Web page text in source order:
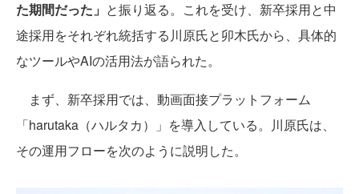
た期間だった」 と振り返る。これを受け、新卒採用と中
途採用をそれぞれ統括する川原氏と卯木氏から、具体的
なツールやAIの活用法が語られた。
まず、新卒採用では、動画面接プラットフォーム
「harutaka（ハルタカ）」を導入している。川原氏は、
その運用フローを次のように説明した。